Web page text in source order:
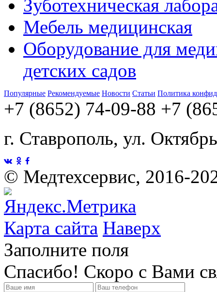
Зуботехническая
Мебель медицинская
Оборудование для
детских садов
Популярные Рекомендуемые Новости Статьи Политика
+7 (8652) 74-09-88 +7
г. Ставрополь, ул.
© Медтехсервис, 2016-
Карта сайта Наверх
Заполните поля
Спасибо! Скоро с Вами